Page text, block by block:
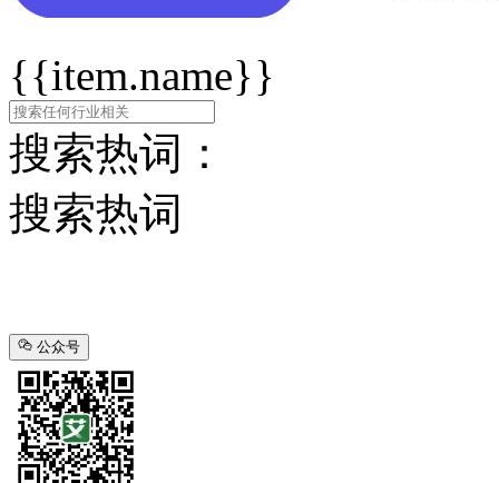
{{item.name}}
搜索热词：
搜索热词
公众号